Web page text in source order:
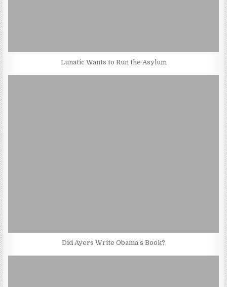
Lunatic Wants to Run the Asylum
Did Ayers Write Obama’s Book?